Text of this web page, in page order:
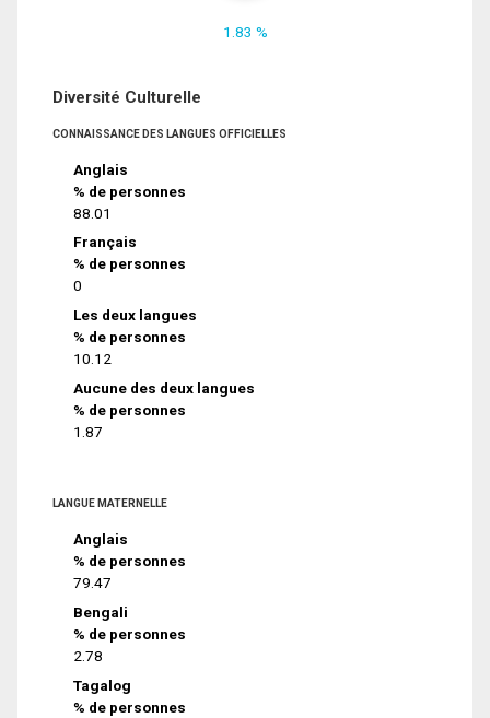
1.83 %
Diversité Culturelle
CONNAISSANCE DES LANGUES OFFICIELLES
Anglais
% de personnes
88.01
Français
% de personnes
0
Les deux langues
% de personnes
10.12
Aucune des deux langues
% de personnes
1.87
LANGUE MATERNELLE
Anglais
% de personnes
79.47
Bengali
% de personnes
2.78
Tagalog
% de personnes